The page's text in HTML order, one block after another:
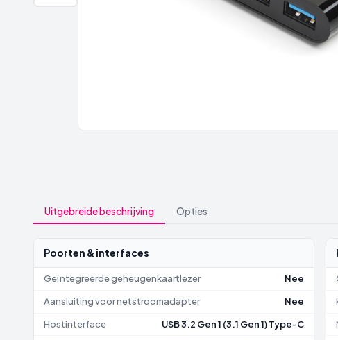
Uitgebreide beschrijving Opties
Poorten & interfaces
Geïntegreerde geheugenkaartlezer Nee
Aansluiting voor netstroomadapter Nee
Hostinterface USB 3.2 Gen 1 (3.1 Gen 1) Type-C